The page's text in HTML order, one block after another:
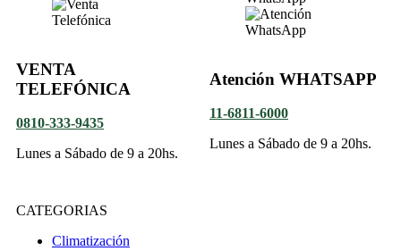
VENTA
TELEFÓNICA
0810-333-9435
Lunes a Sábado de 9 a 20hs.
Atención WHATSAPP
11-6811-6000
Lunes a Sábado de 9 a 20hs.
CATEGORIAS
Climatización